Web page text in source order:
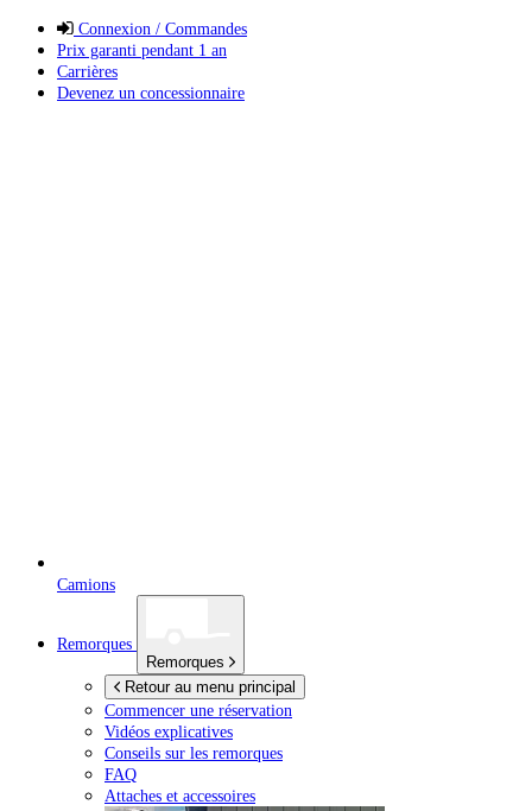
Connexion / Commandes
Prix garanti pendant 1 an
Carrières
Devenez un concessionnaire
Camions
Remorques
Remorques
Retour au menu principal
Commencer une réservation
Vidéos explicatives
Conseils sur les remorques
FAQ
Attaches et accessoires